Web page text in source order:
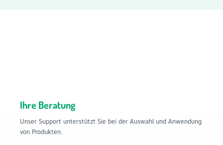
Ihre Beratung
Unser Support unterstützt Sie bei der Auswahl und Anwendung
von Produkten.